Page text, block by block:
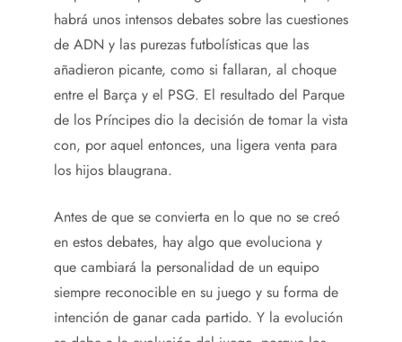
habrá unos intensos debates sobre las cuestiones
de ADN y las purezas futbolísticas que las
añadieron picante, como si fallaran, al choque
entre el Barça y el PSG. El resultado del Parque
de los Príncipes dio la decisión de tomar la vista
con, por aquel entonces, una ligera venta para
los hijos blaugrana.
Antes de que se convierta en lo que no se creó
en estos debates, hay algo que evoluciona y
que cambiará la personalidad de un equipo
siempre reconocible en su juego y su forma de
intención de ganar cada partido. Y la evolución